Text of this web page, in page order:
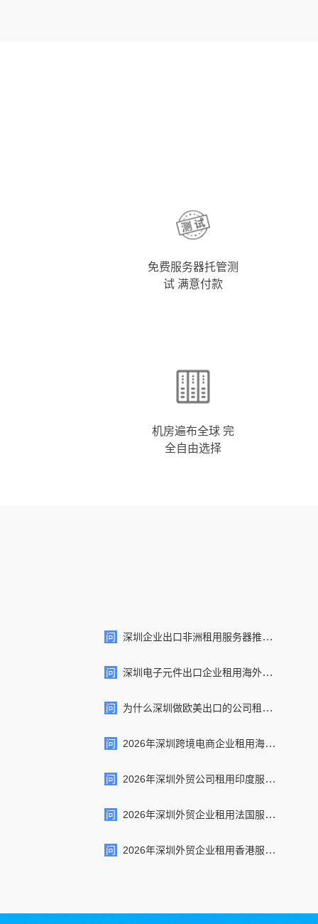
免费服务器托管测
试 满意付款
机房遍布全球 完
全自由选择
问 深圳企业出口非洲租用服务器推荐选择天下数据
问 深圳电子元件出口企业租用海外服务器推荐选择天下数据
问 为什么深圳做欧美出口的公司租用海外服务器推荐选择天下数据
问 2026年深圳跨境电商企业租用海外服务器推荐选择天下数据
问 2026年深圳外贸公司租用印度服务器推荐10家供应商：价格方...
问 2026年深圳外贸企业租用法国服务器推荐：价格、配置、优势及...
问 2026年深圳外贸企业租用香港服务器推荐：价格、配置、优势及...